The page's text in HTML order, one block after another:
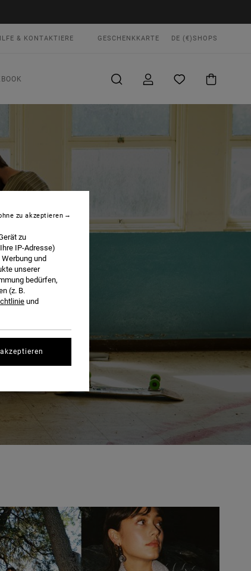
& KONTAKTIERE GESCHENKKARTE DE (€)SHOPS
zu
IP-Adresse)
und
unserer
bedürfen,
(z. B.
und
zu akzeptieren